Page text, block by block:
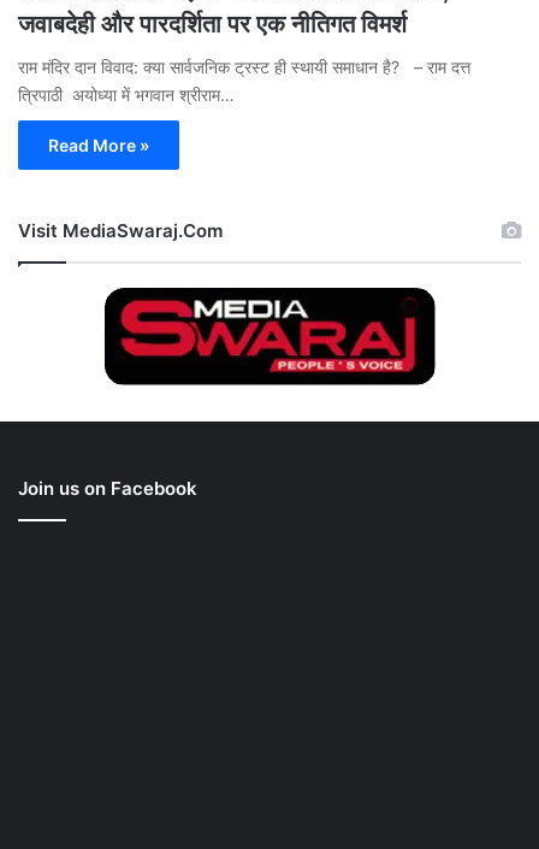
जवाबदेही और पारदर्शिता पर एक नीतिगत विमर्श
राम मंदिर दान विवाद: क्या सार्वजनिक ट्रस्ट ही स्थायी समाधान है? – राम दत्त
त्रिपाठी अयोध्या में भगवान श्रीराम…
Read More »
Visit MediaSwaraj.Com
Join us on Facebook